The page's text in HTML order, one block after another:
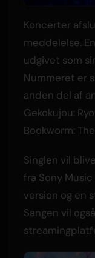
Koncerter
meddelelse.
udgivet som
Nummeret er
anden del af
Gekokujou:
Bookworm:
Singlen vil
fra Sony
version og en
Sangen vil